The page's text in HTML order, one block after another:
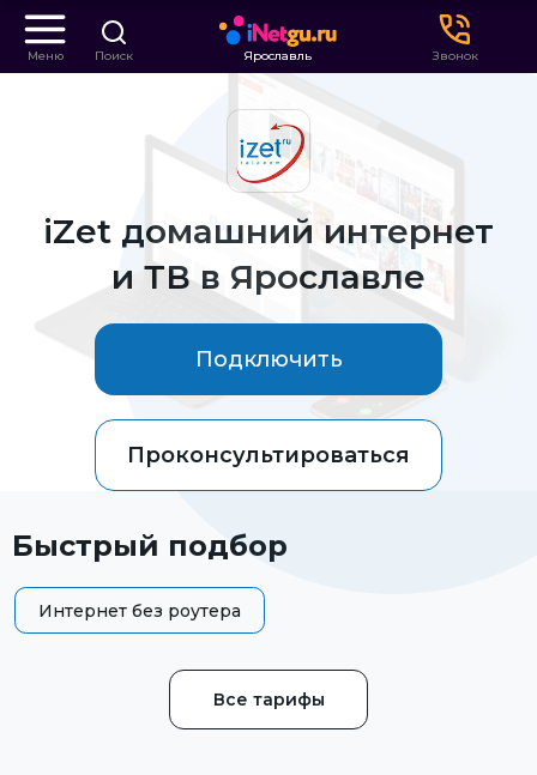
Меню Поиск Ярославль Звонок
iZet домашний интернет
и ТВ в Ярославле
Подключить
Проконсультироваться
Быстрый подбор
Интернет без роутера
Все тарифы